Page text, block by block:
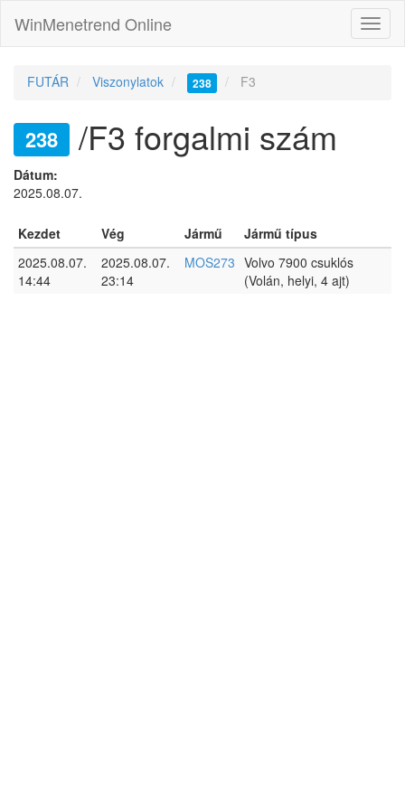
WinMenetrend Online
FUTÁR Viszonylatok 238 F3
238 /F3 forgalmi szám
Dátum:
2025.08.07.
Kezdet Vég Jármű
Jármű típus
2025.08.07.
14:44
2025.08.07.
23:14
MOS273 Volvo 7900 csuklós
(Volán, helyi, 4 ajt)